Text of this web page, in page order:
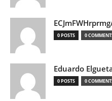
0 POSTS 0
Eduardo
0 POSTS 0